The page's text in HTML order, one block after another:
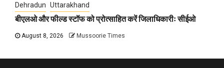
Dehradun Uttarakhand
बीएलओ और फील्ड स्टॉफ को प्रोत्साहित करें जिलाधिकारीः सीईओ
August 8, 2026 Mussoorie Times